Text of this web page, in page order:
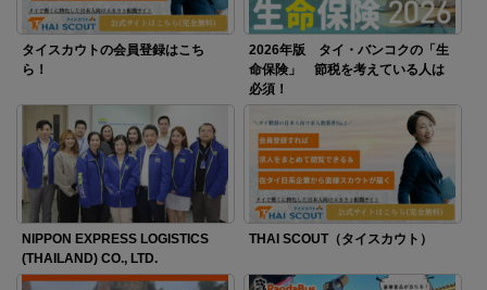
タイスカウトの会員登録はこち
ら！
2026年版 タイ・バンコクの「生
命保険」 節税を考えている人は
必須！
NIPPON EXPRESS LOGISTICS
(THAILAND) CO., LTD.
THAI SCOUT（タイスカウト）